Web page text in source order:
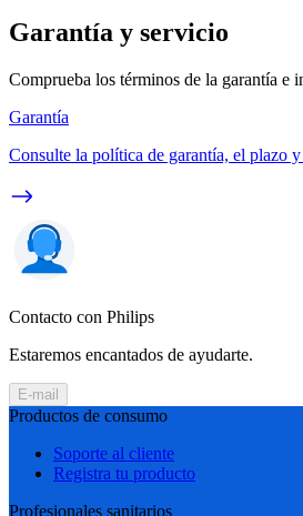
Garantía y servicio
Comprueba los términos de la garantía e
Garantía
Consulte la política de garantía, el plazo
Contacto con Philips
Estaremos encantados de ayudarte.
E-mail
Productos de consumo
Soporte al cliente
Registra tu producto
Profesionales sanitarios